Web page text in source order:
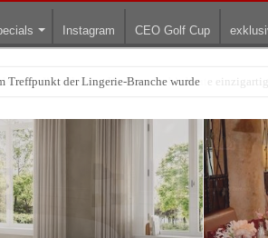
Instagram CEO Golf Cup
die rollenden Kunstwerke bis heute einzigartig